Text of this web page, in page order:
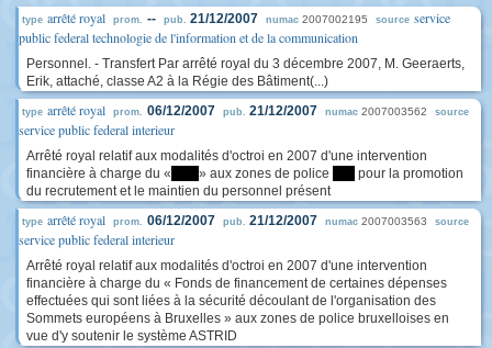
type arrêté royal prom. -- pub. 21/12/2007 numac 2007002195 source service
public federal technologie de l'information et de la communication
Personnel. - Transfert Par arrêté royal du 3 décembre 2007, M. Geeraerts,
Erik, attaché, classe A2 à la Régie des Bâtiment(...)
type arrêté royal prom. 06/12/2007 pub. 21/12/2007 numac 2007003562 source
service public federal interieur
Arrêté royal relatif aux modalités d'octroi en 2007 d'une intervention
financière à charge du «
» aux zones de police
pour la promotion
du recrutement et le maintien du personnel présent
type arrêté royal prom. 06/12/2007 pub. 21/12/2007 numac 2007003563 source
service public federal interieur
Arrêté royal relatif aux modalités d'octroi en 2007 d'une intervention
financière à charge du « Fonds de financement de certaines dépenses
effectuées qui sont liées à la sécurité découlant de l'organisation des
Sommets européens à Bruxelles » aux zones de police bruxelloises en
vue d'y soutenir le système ASTRID